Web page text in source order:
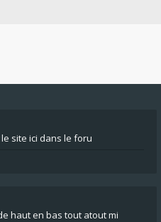
site ici dans le foru
haut en bas tout atout mi